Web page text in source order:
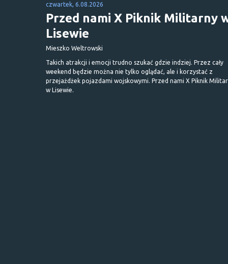
czwartek, 6.08.2026
Przed nami X Piknik Militarny
Lisewie
Mieszko Weltrowski
Takich atrakcji i emocji trudno szukać gdzie indziej. Przez cały
weekend będzie można nie tylko oglądać, ale i korzystać z
przejażdżek pojazdami wojskowymi. Przed nami X Piknik
w Lisewie.